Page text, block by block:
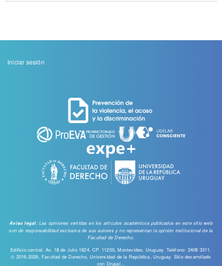
Menu
Iniciar sesión
Aviso legal: Las opiniones vertidas en los artículos académicos publicados en este sitio web
son de responsabilidad exclusiva de sus autores y no representan la opinión institucional de la
Facultad de Derecho.
Edificio central: Av. 18 de Julio 1824, CP. 11200, Montevideo, Uruguay. Teléfono: 2408 3311.
© 2016-2026, Facultad de Derecho, Universidad de la República, Uruguay. Sitio desarrollado
con Drupal...